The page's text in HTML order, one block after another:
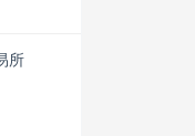
所